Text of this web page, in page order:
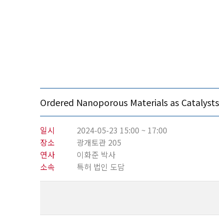
Ordered Nanoporous Materials as Catalysts
일시
2024-05-23 15:00 ~ 17:00
장소
광개토관 205
연사
이화준 박사
소속
특허 법인 도담